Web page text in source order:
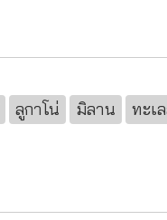
ลูกาโน่ มิลาน
ทะเ